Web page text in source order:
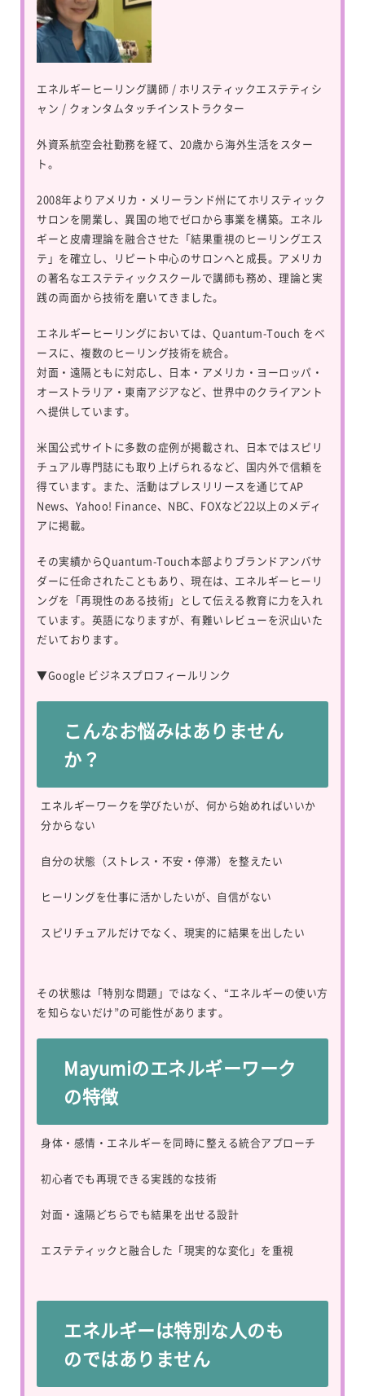
エネルギーヒーリング講師 / ホリスティックエステティシ
ャン / クォンタムタッチインストラクター
外資系航空会社勤務を経て、20歳から海外生活をスター
ト。
2008年よりアメリカ・メリーランド州にてホリスティック
サロンを開業し、異国の地でゼロから事業を構築。エネル
ギーと皮膚理論を融合させた「結果重視のヒーリングエス
テ」を確立し、リピート中心のサロンへと成長。アメリカ
の著名なエステティックスクールで講師も務め、理論と実
践の両面から技術を磨いてきました。
エネルギーヒーリングにおいては、 Quantum-Touch をベ
ースに、複数のヒーリング技術を統合。
対面・遠隔ともに対応し、日本・アメリカ・ヨーロッパ・
オーストラリア・東南アジアなど、世界中のクライアント
へ提供しています。
米国公式サイトに多数の症例が掲載され、日本ではスピリ
チュアル専門誌にも取り上げられるなど、国内外で信頼を
得ています。また、活動はプレスリリースを通じてAP
News、Yahoo! Finance、NBC、FOXなど22以上のメディ
アに掲載。
その実績からQuantum-Touch本部よりブランドアンバサ
ダーに任命されたこともあり、現在は、エネルギーヒーリ
ングを「再現性のある技術」として伝える教育に力を入れ
ています。英語になりますが、有難いレビューを沢山いた
だいております。
▼Google ビジネスプロフィールリンク
こんなお悩みはありません
か？
エネルギーワークを学びたいが、何から始めればいいか
分からない
自分の状態（ストレス・不安・停滞）を整えたい
ヒーリングを仕事に活かしたいが、自信がない
スピリチュアルだけでなく、現実的に結果を出したい
その状態は「特別な問題」ではなく、“エネルギーの使い方
を知らないだけ”の可能性があります。
Mayumiのエネルギーワーク
の特徴
身体・感情・エネルギーを同時に整える統合アプローチ
初心者でも再現できる実践的な技術
対面・遠隔どちらでも結果を出せる設計
エステティックと融合した「現実的な変化」を重視
エネルギーは特別な人のも
のではありません